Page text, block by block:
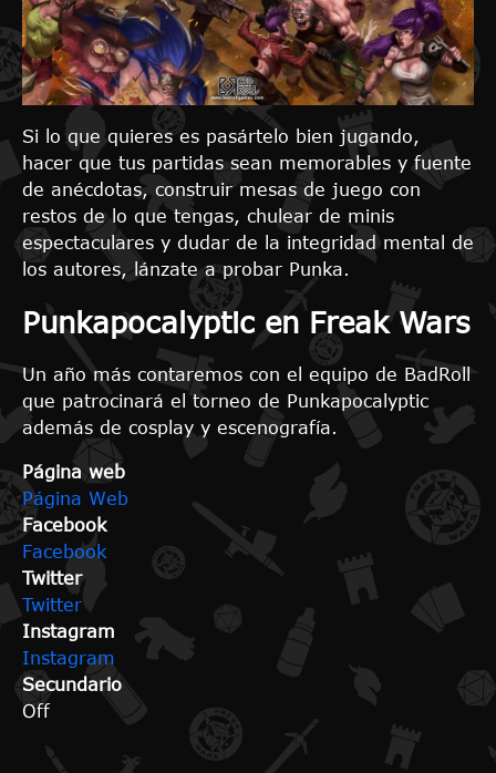
Si lo que quieres es pasártelo bien jugando,
hacer que tus partidas sean memorables y fuente
de anécdotas, construir mesas de juego con
restos de lo que tengas, chulear de minis
espectaculares y dudar de la integridad mental de
los autores, lánzate a probar Punka.
Punkapocalyptic en Freak Wars
Un año más contaremos con el equipo de BadRoll
que patrocinará el torneo de Punkapocalyptic
además de cosplay y escenografía.
Página web
Página Web
Facebook
Facebook
Twitter
Twitter
Instagram
Instagram
Secundario
Off